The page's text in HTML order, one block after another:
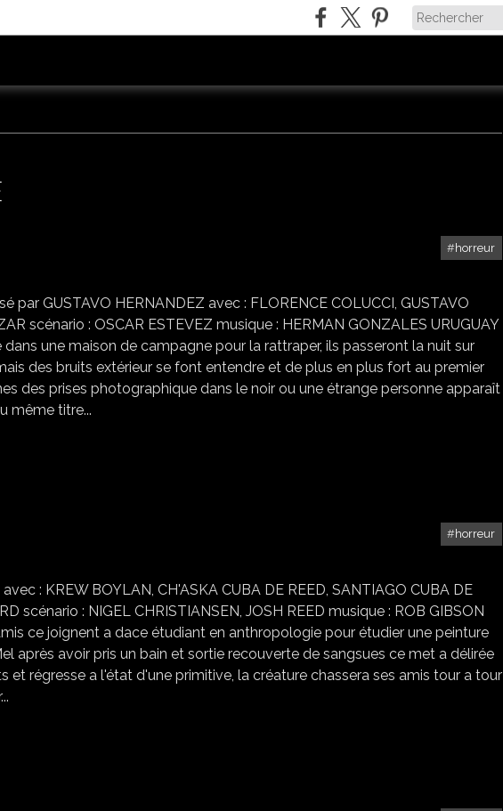
horreur
THE SILENT HOUSE
par GUSTAVO HERNANDEZ avec : FLORENCE COLUCCI, GUSTAVO
scénario : OSCAR ESTEVEZ musique : HERMAN GONZALES URUGUAY
dans une maison de campagne pour la rattraper, ils passeront la nuit sur
des bruits extérieur se font entendre et de plus en plus fort au premier
des prises photographique dans le noir ou une étrange personne apparaît
même titre...
horreur
PRIMALE
: KREW BOYLAN, CH'ASKA CUBA DE REED, SANTIAGO CUBA DE
scénario : NIGEL CHRISTIANSEN, JOSH REED musique : ROB GIBSON
ce joignent a dace étudiant en anthropologie pour étudier une peinture
après avoir pris un bain et sortie recouverte de sangsues ce met a délirée
et régresse a l'état d'une primitive, la créature chassera ses amis tour a tour